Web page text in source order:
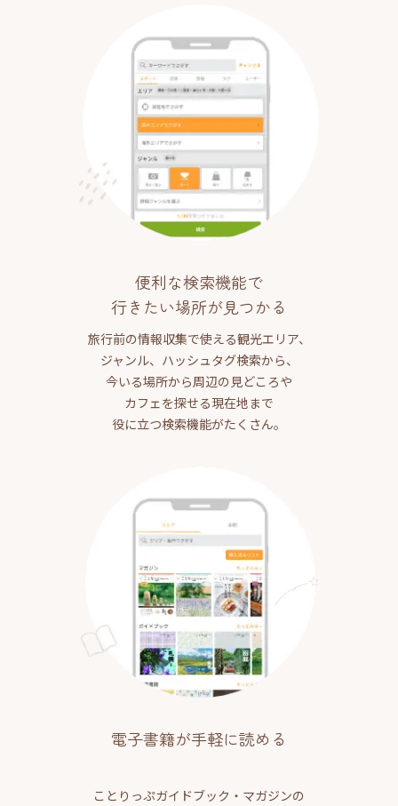
便利な検索機能で
行きたい場所が見つかる
旅行前の情報収集で使える観光エリア、
ジャンル、ハッシュタグ検索から、
今いる場所から周辺の見どころや
カフェを探せる現在地まで
役に立つ検索機能がたくさん。
電子書籍が手軽に読める
ことりっぷガイドブック・マガジンの